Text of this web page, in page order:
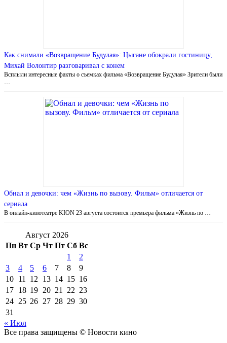
Как снимали «Возвращение Будулая»: Цыгане обокрали гостиницу,
Михай Волонтир разговаривал с конем
Всплыли интересные факты о съемках фильма «Возвращение Будулая» Зрители были
Обнал и девочки: чем «Жизнь по вызову. Фильм» отличается от
сериала
В онлайн-кинотеатре KION 23 августа состоится премьера фильма «Жизнь по …
Август 2026
Пн Вт Ср Чт Пт Сб Вс
1
2
3
4 5 6 7 8
9
10 11 12 13 14 15 16
17 18 19 20 21 22 23
24 25 26 27 28 29 30
31
« Июл
Все права защищены © Новости кино